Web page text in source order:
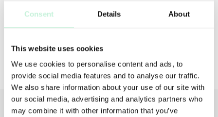
Consent Details About
This website uses cookies
We use cookies to personalise content and ads, to
provide social media features and to analyse our traffic.
We also share information about your use of our site with
our social media, advertising and analytics partners who
may combine it with other information that you’ve
3. Fuktkräm:
Reparative Moisture Emulsion
4. Solskydd:Extreme Protect SPF 40
huden klar under dagen.